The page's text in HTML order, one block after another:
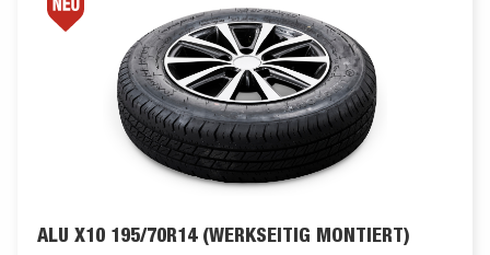
ALU X10 195/70R14 (WERKSEITIG MONTIERT)